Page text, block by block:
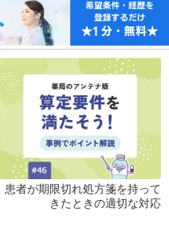
患者が期限切れ処方箋を持って
きたときの適切な対応